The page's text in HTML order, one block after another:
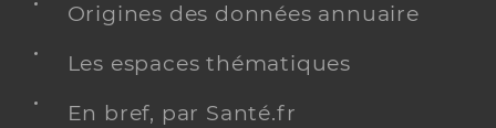
Origines des données annuaire
Les espaces thématiques
En bref, par Santé.fr